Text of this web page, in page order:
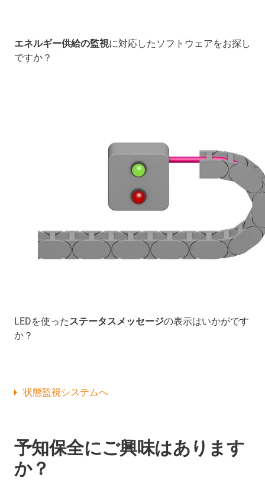
エネルギー供給の監視に対応したソフトウェアをお探し
ですか？
LEDを使ったステータスメッセージの表示はいかがです
か？
状態監視システムへ
予知保全にご興味はあります
か？